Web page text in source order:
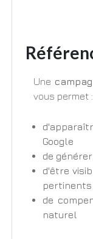
Une
vous permet :
Google
de
d'être
de
naturel